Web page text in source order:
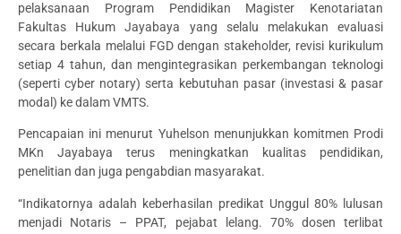
pelaksanaan Program Pendidikan Magister Kenotariatan
Fakultas Hukum Jayabaya yang selalu melakukan evaluasi
secara berkala melalui FGD dengan stakeholder, revisi kurikulum
setiap 4 tahun, dan mengintegrasikan perkembangan teknologi
(seperti cyber notary) serta kebutuhan pasar (investasi & pasar
modal) ke dalam VMTS.
Pencapaian ini menurut Yuhelson menunjukkan komitmen Prodi
MKn Jayabaya terus meningkatkan kualitas pendidikan,
penelitian dan juga pengabdian masyarakat.
“Indikatornya adalah keberhasilan predikat Unggul 80% lulusan
menjadi Notaris – PPAT, pejabat lelang. 70% dosen terlibat